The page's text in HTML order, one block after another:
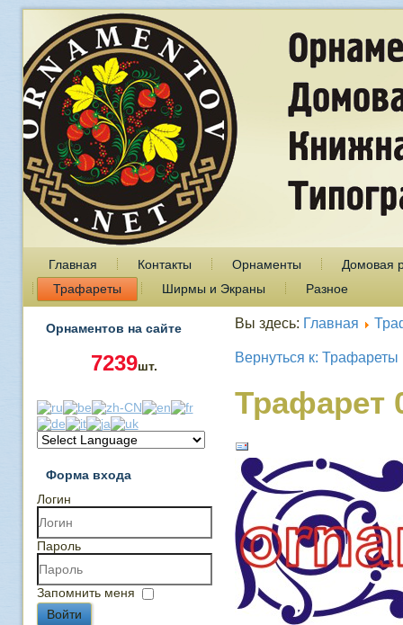
Главная Контакты Орнаменты
Домовая
Трафареты
Ширмы и Экраны Разное
Орнаментов на сайте
7239шт.
Форма входа
Логин
Пароль
Запомнить меня
Войти
Вы здесь: Главная
Вернуться к: Трафареты
Трафарет